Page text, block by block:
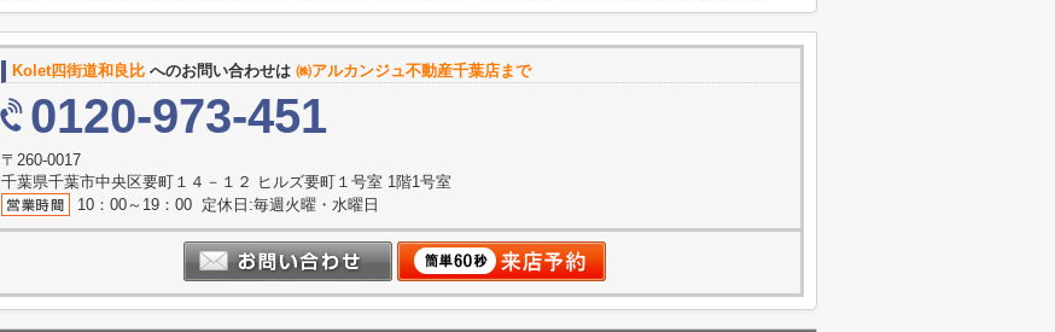
Kolet四街道和良比 へのお問い合わせは ㈱アルカンジュ不動産千葉店まで
0120-973-451
〒260-0017
千葉県千葉市中央区要町１４－１２ ヒルズ要町１号室 1階1号室
10：00～19：00 定休日:毎週火曜・水曜日